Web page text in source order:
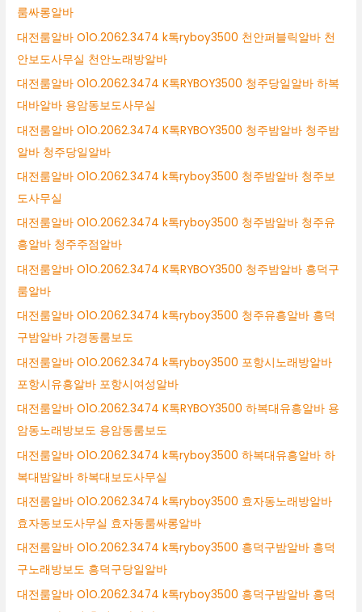
룸싸롱알바
대전룸알바 O1O.2062.3474 k톡ryboy3500 천안퍼블릭알바 천
안보도사무실 천안노래방알바
대전룸알바 O1O.2062.3474 K톡RYBOY3500 청주당일알바 하복
대바알바 용암동보도사무실
대전룸알바 O1O.2062.3474 K톡RYBOY3500 청주밤알바 청주밤
알바 청주당일알바
대전룸알바 O1O.2062.3474 k톡ryboy3500 청주밤알바 청주보
도사무실
대전룸알바 O1O.2062.3474 k톡ryboy3500 청주밤알바 청주유
흥알바 청주주점알바
대전룸알바 O1O.2062.3474 K톡RYBOY3500 청주밤알바 흥덕구
룸알바
대전룸알바 O1O.2062.3474 k톡ryboy3500 청주유흥알바 흥덕
구밤알바 가경동룸보도
대전룸알바 O1O.2062.3474 k톡ryboy3500 포항시노래방알바
포항시유흥알바 포항시여성알바
대전룸알바 O1O.2062.3474 K톡RYBOY3500 하복대유흥알바 용
암동노래방보도 용암동룸보도
대전룸알바 O1O.2062.3474 k톡ryboy3500 하복대유흥알바 하
복대밤알바 하복대보도사무실
대전룸알바 O1O.2062.3474 k톡ryboy3500 효자동노래방알바
효자동보도사무실 효자동룸싸롱알바
대전룸알바 O1O.2062.3474 k톡ryboy3500 흥덕구밤알바 흥덕
구노래방보도 흥덕구당일알바
대전룸알바 O1O.2062.3474 k톡ryboy3500 흥덕구밤알바 흥덕